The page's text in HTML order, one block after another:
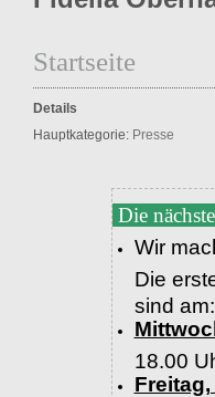
Startseite
Details
Hauptkategorie: Presse
Die
Wir
Die
sind am:
18.00
Freitag,